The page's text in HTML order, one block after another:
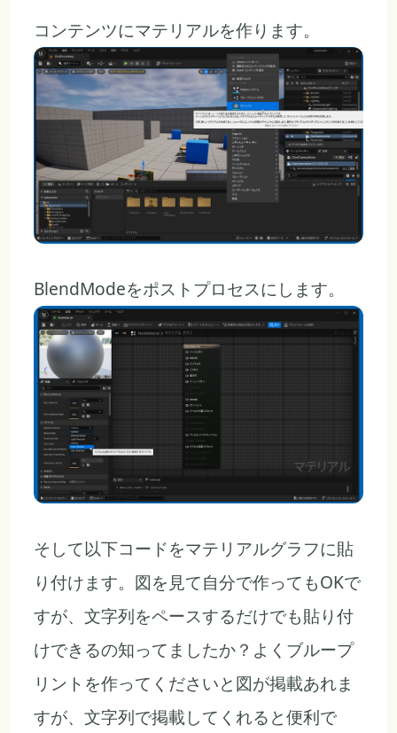
コンテンツにマテリアルを作ります。
BlendModeをポストプロセスにします。
そして以下コードをマテリアルグラフに貼
り付けます。図を見て自分で作ってもOKで
すが、文字列をペースするだけでも貼り付
けできるの知ってましたか？よくブループ
リントを作ってくださいと図が掲載あれま
すが、文字列で掲載してくれると便利で